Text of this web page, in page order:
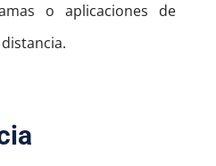
o aplicaciones de